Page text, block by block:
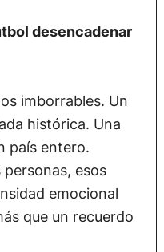
desencadenar
imborrables. Un
histórica. Una
país entero.
esos
emocional
que un recuerdo